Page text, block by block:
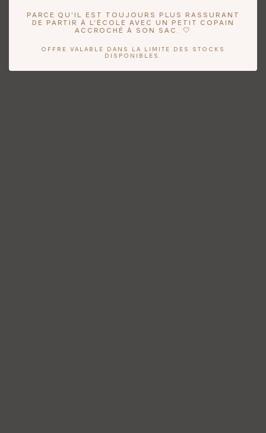
PARCE QU'IL EST TOUJOURS PLUS RASSURANT
DE PARTIR À L'ÉCOLE AVEC UN PETIT COPAIN
ACCROCHÉ À SON SAC. 🤍
OFFRE VALABLE DANS LA LIMITE DES STOCKS
DISPONIBLES.